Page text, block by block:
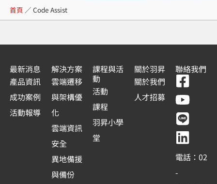
Code Assist
首頁 ／ Code Assist
最新消息
產品資訊
成功案例
活動報導
解決方案
雲端遷移
與架構優
化
雲端資訊
安全
異地備援
與備份
課程與活
動
活動
課程
羽昇小學
堂
關於羽昇
關於我們
人才招募
聯絡我們
F
a
c
e
b
o
o
Y
o
u
t
u
b
e
L
i
n
e
L
i
n
k
e
d
i
電話：02
-